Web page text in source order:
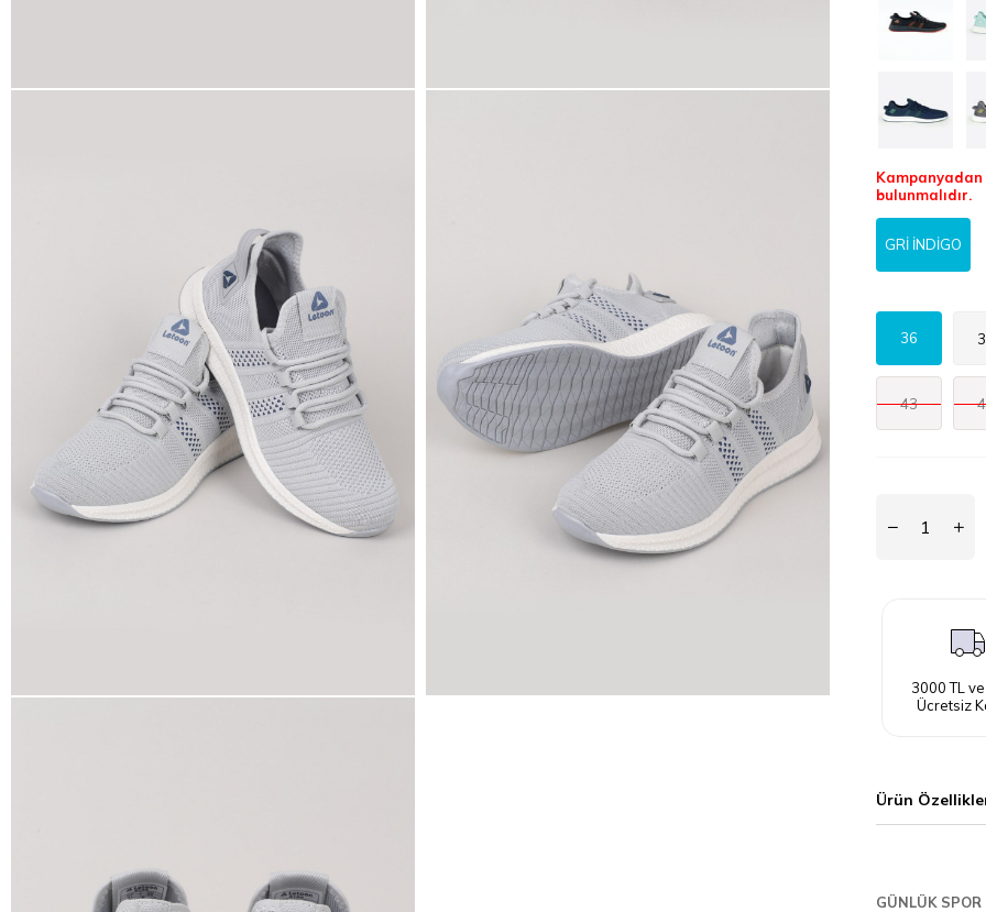
bulunmalıdır.
GRİ İNDİGO
36
43
3000 TL
Ücretsiz
Ürün
GÜNLÜK